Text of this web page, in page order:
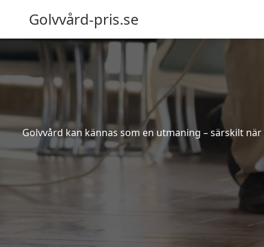
Golvvård-pris.se
Golvvård kan kännas som en utmaning – särskilt